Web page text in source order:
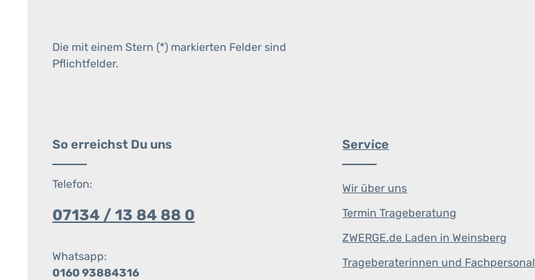
Die mit einem Stern (*) markierten Felder sind
Pflichtfelder.
So erreichst Du uns
Telefon:
07134 / 13 84 88 0
Whatsapp:
0160 93884316
Service
Wir über uns
Termin Trageberatung
ZWERGE.de Laden in Weinsberg
Trageberaterinnen und Fachpersonal